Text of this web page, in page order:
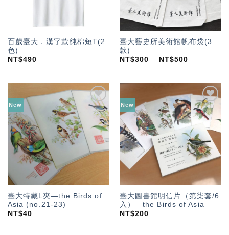
百歲臺大．漢字款純棉短T(2
色)
NT$490
臺大藝史所美術館帆布袋(3
款)
NT$300 – NT$500
New
加入
「願
望輕
單」
臺大特藏L夾—the Birds of
Asia (no.21-23)
NT$40
New
加入
「願
單」
臺大圖書館明信片（第柒套/6
入）—the Birds of Asia
NT$200